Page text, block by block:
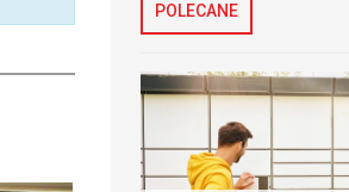
POLECANE